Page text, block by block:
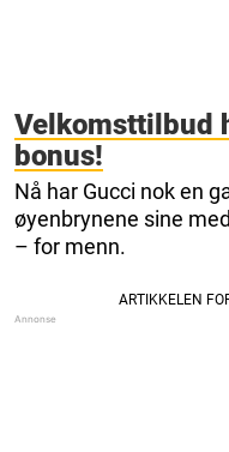
Velkomsttilbud
bonus!
Nå har Gucci nok en
øyenbrynene sine
– for menn.